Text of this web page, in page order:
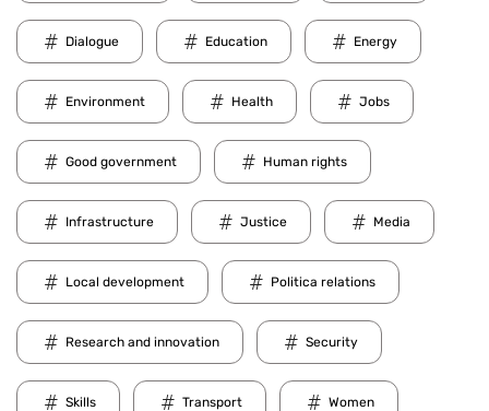
Dialogue Education Energy
Environment Health Jobs
Good government Human rights
Infrastructure Justice Media
Local development Politica relations
Research and innovation Security
Skills Transport Women